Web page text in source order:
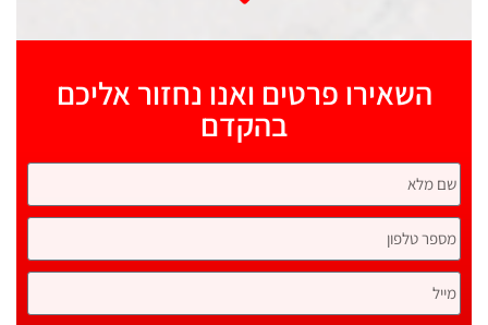
השאירו פרטים ואנו נחזור אליכם
בהקדם